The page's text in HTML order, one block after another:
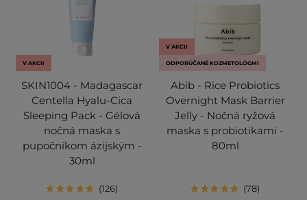
V AKCII
SKIN1004 - Madagascar
Centella Hyalu-Cica
Sleeping Pack - Gélová
nočná maska s
pupočníkom ázijským -
30ml
126
V AKCII
ODPORÚČANÉ KOZMETOLÓGMI
Abib - Rice Probiotics
Overnight Mask Barrier
Jelly - Nočná ryžová
maska s probiotikami -
80ml
78